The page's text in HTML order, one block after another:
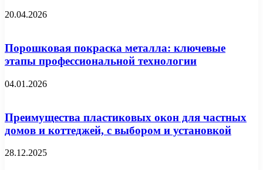
20.04.2026
Порошковая покраска металла: ключевые
этапы профессиональной технологии
04.01.2026
Преимущества пластиковых окон для частных
домов и коттеджей, с выбором и установкой
28.12.2025